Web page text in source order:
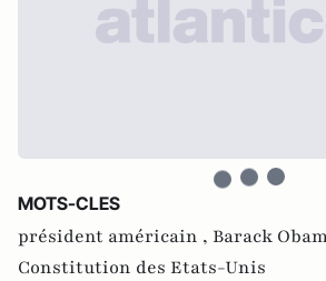
MOTS-CLES
président américain , Barack
Constitution des Etats-Unis